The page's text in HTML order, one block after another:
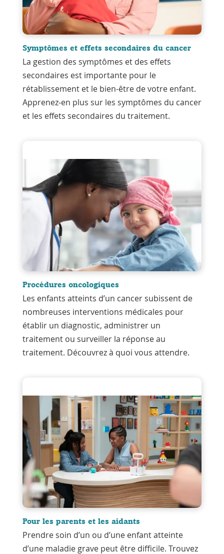
Symptômes et effets secondaires du cancer
La gestion des symptômes et des effets
secondaires est importante pour le
rétablissement et le bien-être de votre enfant.
Apprenez-en plus sur les symptômes du cancer
et les effets secondaires du traitement.
Procédures oncologiques
Les enfants atteints d’un cancer subissent de
nombreuses interventions médicales pour
établir un diagnostic, administrer un
traitement ou surveiller la réponse au
traitement. Découvrez à quoi vous attendre.
Pour les parents et les aidants
Prendre soin d’un ou d’une enfant atteinte
d’une maladie grave peut être difficile. Trouvez